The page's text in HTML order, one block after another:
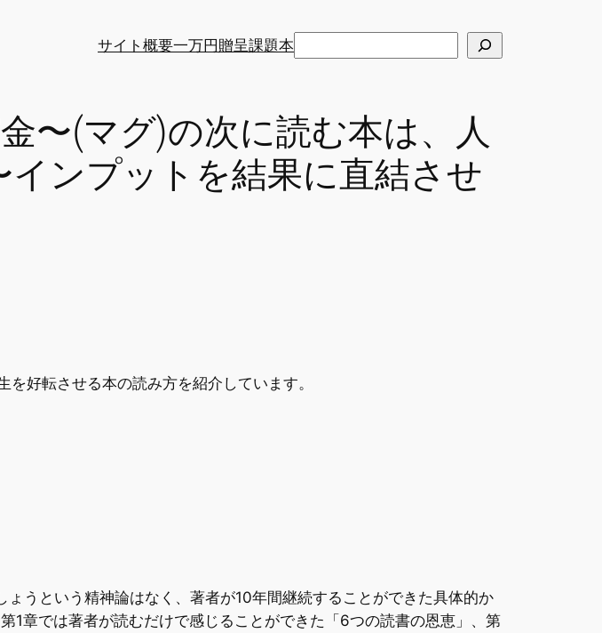
サイト概要一万円贈呈課題本
〜(マグ)の次に読む本は、人
ンプットを結果に直結させ
好転させる本の読み方を紹介しています。
うという精神論はなく、著者が10年間継続することができた具体的か
1章では著者が読むだけで感じることができた「6つの読書の恩恵」、第